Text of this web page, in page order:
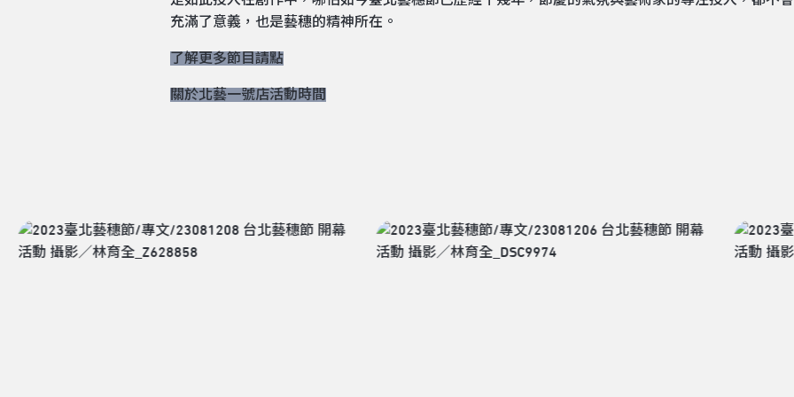
充滿了意義，也是藝穗的精神所在。
了解更多節目請點
關於北藝一號店活動時間